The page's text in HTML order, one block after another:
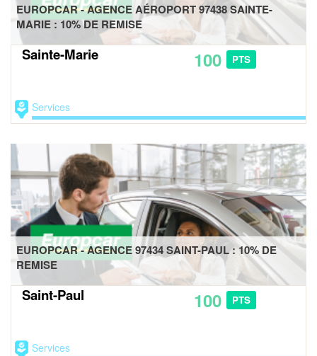
EUROPCAR - AGENCE AÉROPORT 97438 SAINTE-
MARIE : 10% DE REMISE
Sainte-Marie 100 PTS
Services
EUROPCAR - AGENCE 97434 SAINT-PAUL : 10% DE
REMISE
Saint-Paul 100 PTS
Services